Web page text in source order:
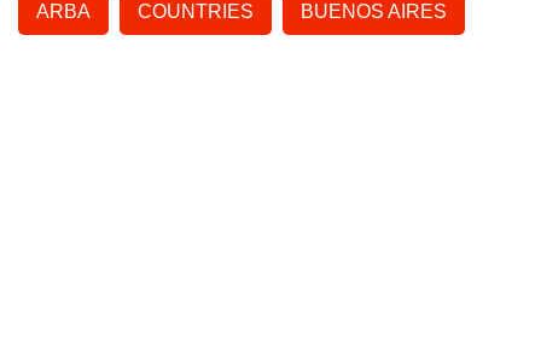
ARBA COUNTRIES BUENOS AIRES